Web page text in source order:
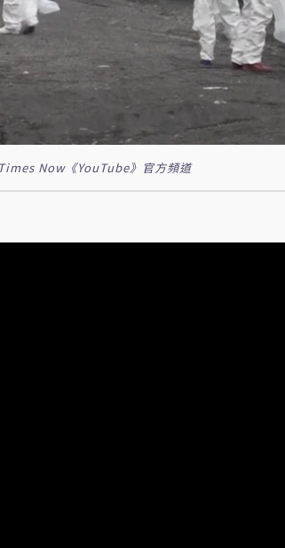
Now《YouTube》官方頻道